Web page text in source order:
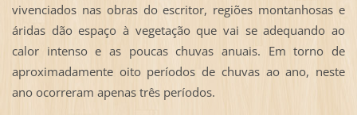
vivenciados nas obras do escritor, regiões montanhosas e
áridas dão espaço à vegetação que vai se adequando ao
calor intenso e as poucas chuvas anuais. Em torno de
aproximadamente oito períodos de chuvas ao ano, neste
ano ocorreram apenas três períodos.